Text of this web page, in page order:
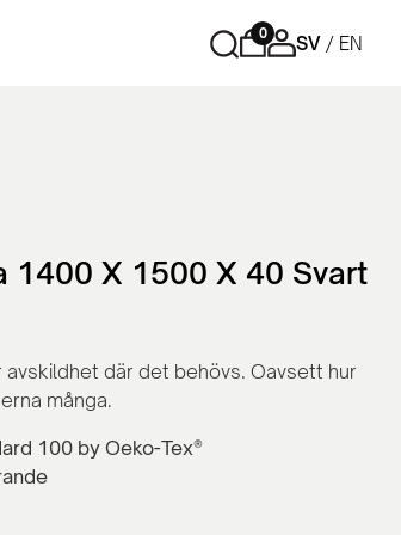
Skåp med skjutdörrar
Personlig förvaring
Tillbehör och reservdelar
0 SV EN
1400 X 1500 X 40 Svart
där det behövs. Oavsett hur
många.
100 by Oeko-Tex®